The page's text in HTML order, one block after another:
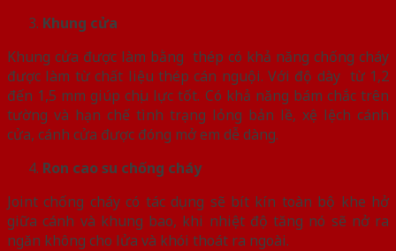
Khung cửa
Khung cửa được làm bằng thép có khả năng chống cháy
được làm từ chất liệu thép cán nguội. Với độ dày từ 1,2
đến 1,5 mm giúp chịu lực tốt. Có khả năng bám chắc trên
tường và hạn chế tình trạng lỏng bản lề, xệ lệch cánh
cửa, cánh cửa được đóng mở em dễ dàng.
Ron cao su chống cháy
Joint chống cháy có tác dụng sẽ bít kín toàn bộ khe hở
giữa cánh và khung bao, khi nhiệt độ tăng nó sẽ nở ra
ngăn không cho lửa và khói thoát ra ngoài.